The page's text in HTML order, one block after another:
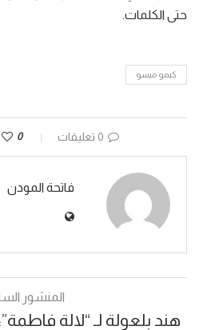
حتى الكلمات.
كيمو ميسو
0 تعليقات 0
فاتحة المودن
المنشور
هند بلعولة لـ “لالة